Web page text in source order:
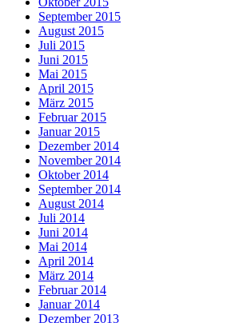
September 2015
August 2015
Juli 2015
Juni 2015
Mai 2015
April 2015
März 2015
Februar 2015
Januar 2015
Dezember 2014
November 2014
Oktober 2014
September 2014
August 2014
Juli 2014
Juni 2014
Mai 2014
April 2014
März 2014
Februar 2014
Januar 2014
Dezember 2013